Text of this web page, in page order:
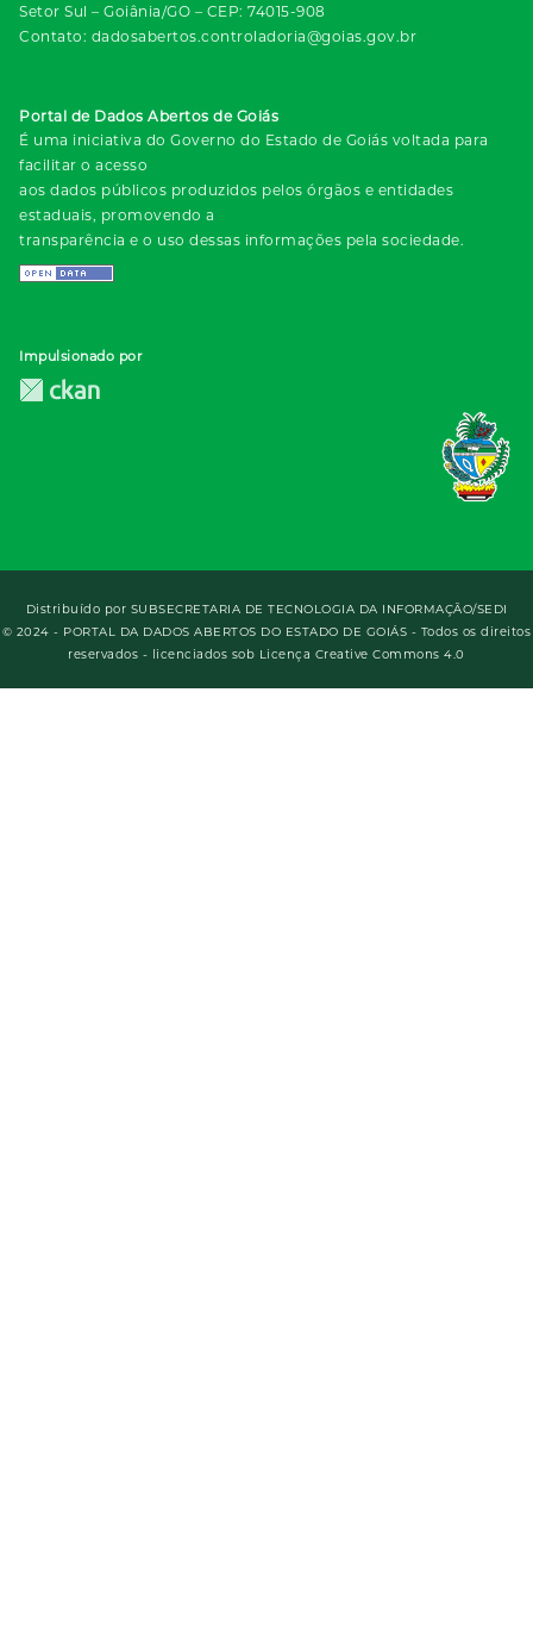
Setor Sul – Goiânia/GO – CEP: 74015-908
Contato: dadosabertos.controladoria@goias.gov.br
Portal de Dados Abertos de Goiás
É uma iniciativa do Governo do Estado de Goiás voltada para
facilitar o acesso
aos dados públicos produzidos pelos órgãos e entidades
estaduais, promovendo a
transparência e o uso dessas informações pela sociedade.
Impulsionado por
Distribuído por SUBSECRETARIA DE TECNOLOGIA DA INFORMAÇÃO/SEDI
© 2024 - PORTAL DA DADOS ABERTOS DO ESTADO DE GOIÁS - Todos os direitos
reservados - licenciados sob Licença Creative Commons 4.0